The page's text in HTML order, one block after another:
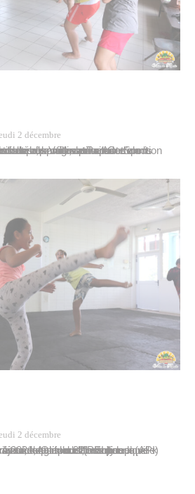
2 décembre
Cette action s’inscrit dans la continuité du programme Ado-Sport mis en place pendant les…
2 décembre
leurs efforts pour que celle-ci obtienne le niveau « Or » du label olympique « Génération 2024 ». Ainsi, depuis le 22 octobre et jusqu’au 7 décembre 2021, les lundis, mardis…